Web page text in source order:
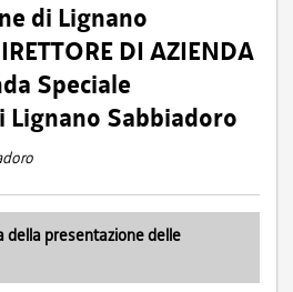
di Lignano
DI AZIENDA
Speciale
Lignano Sabbiadoro
della presentazione delle